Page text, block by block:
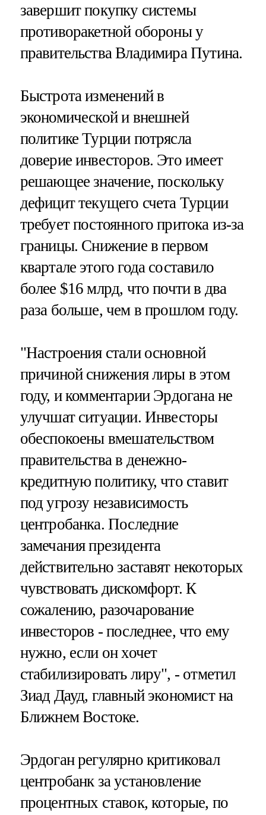
завершит покупку системы
противоракетной обороны у
правительства Владимира Путина.
Быстрота изменений в
экономической и внешней
политике Турции потрясла
доверие инвесторов. Это имеет
решающее значение, поскольку
дефицит текущего счета Турции
требует постоянного притока из-за
границы. Снижение в первом
квартале этого года составило
более $16 млрд, что почти в два
раза больше, чем в прошлом году.
"Настроения стали основной
причиной снижения лиры в этом
году, и комментарии Эрдогана не
улучшат ситуации. Инвесторы
обеспокоены вмешательством
правительства в денежно-
кредитную политику, что ставит
под угрозу независимость
центробанка. Последние
замечания президента
действительно заставят некоторых
чувствовать дискомфорт. К
сожалению, разочарование
инвесторов - последнее, что ему
нужно, если он хочет
стабилизировать лиру", - отметил
Зиад Дауд, главный экономист на
Ближнем Востоке.
Эрдоган регулярно критиковал
центробанк за установление
процентных ставок, которые, по